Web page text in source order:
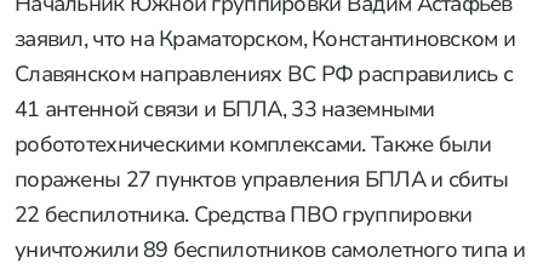
заявил, что на Краматорском, Константиновском и
Славянском направлениях ВС РФ расправились с
41 антенной связи и БПЛА, 33 наземными
робототехническими комплексами. Также были
поражены 27 пунктов управления БПЛА и сбиты
22 беспилотника. Средства ПВО группировки
уничтожили 89 беспилотников самолетного типа и